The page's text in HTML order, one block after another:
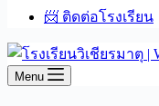
📨 ติดต่อโรงเรียน
Menu